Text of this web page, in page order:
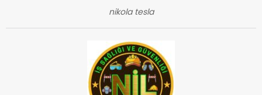
nikola tesla